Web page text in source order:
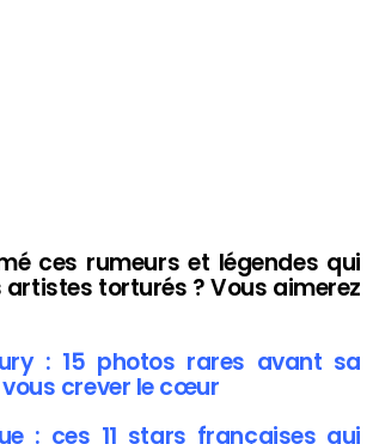
ces rumeurs et légendes qui
torturés ? Vous aimerez
: 15 photos rares avant sa
crever le cœur
: ces 11 stars françaises qui